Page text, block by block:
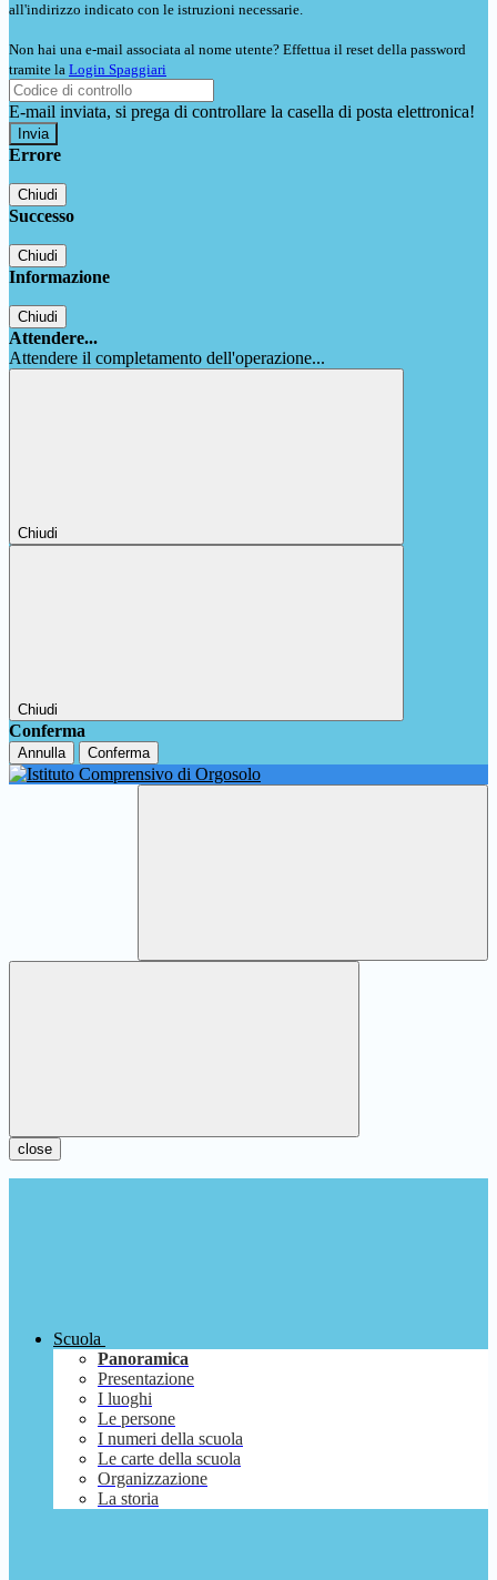
all'indirizzo indicato con le istruzioni necessarie.
Non hai una e-mail associata al nome utente? Effettua il reset della password
tramite la Login Spaggiari
E-mail inviata, si prega di controllare la casella di posta elettronica!
Errore
Chiudi
Successo
Chiudi
Informazione
Chiudi
Attendere...
Attendere il completamento dell'operazione...
Chiudi
Chiudi
Conferma
Annulla Conferma
close
Scuola
Panoramica
Presentazione
I luoghi
Le persone
I numeri della scuola
Le carte della scuola
Organizzazione
La storia